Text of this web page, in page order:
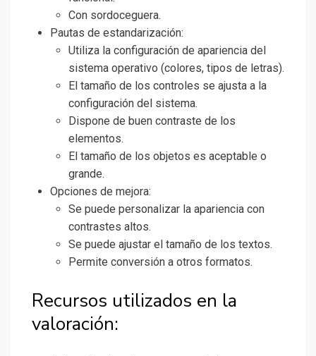
Con sordoceguera.
Pautas de estandarización:
Utiliza la configuración de apariencia del
sistema operativo (colores, tipos de letras).
El tamaño de los controles se ajusta a la
configuración del sistema.
Dispone de buen contraste de los
elementos.
El tamaño de los objetos es aceptable o
grande.
Opciones de mejora:
Se puede personalizar la apariencia con
contrastes altos.
Se puede ajustar el tamaño de los textos.
Permite conversión a otros formatos.
Recursos utilizados en la
valoración: